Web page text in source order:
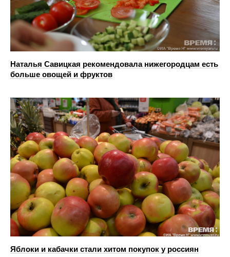
Наталья Савицкая рекомендовала нижегородцам есть
больше овощей и фруктов
Яблоки и кабачки стали хитом покупок у россиян